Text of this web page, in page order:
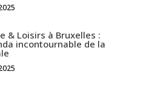
& Loisirs à Bruxelles :
incontournable de la